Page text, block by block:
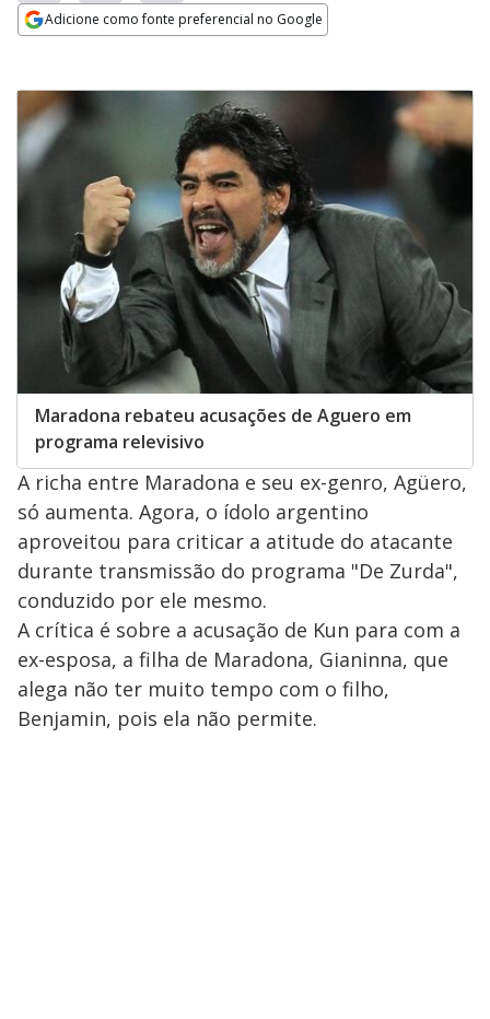
Adicione como fonte preferencial no Google
Maradona rebateu acusações de Aguero em
programa relevisivo
A richa entre Maradona e seu ex-genro, Agüero,
só aumenta. Agora, o ídolo argentino
aproveitou para criticar a atitude do atacante
durante transmissão do programa "De Zurda",
conduzido por ele mesmo.
A crítica é sobre a acusação de Kun para com a
ex-esposa, a filha de Maradona, Gianinna, que
alega não ter muito tempo com o filho,
Benjamin, pois ela não permite.